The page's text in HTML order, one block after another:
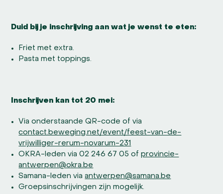
Duid bij je inschrijving aan wat je wenst te eten:
Friet met extra.
Pasta met toppings.
Inschrijven kan tot 20 mei:
Via onderstaande QR-code of via
contact.beweging.net/event/feest-van-de-
vrijwilliger-rerum-novarum-231
OKRA-leden via 02 246 67 05 ofprovincie-
antwerpen@okra.be
Samana-leden viaantwerpen@samana.be
Groepsinschrijvingen zijn mogelijk.